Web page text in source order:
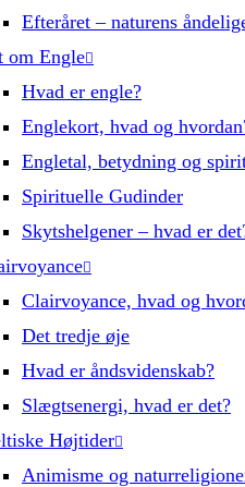
Efteråret – naturens
om Engle
Hvad er engle?
Englekort, hvad og
Engletal, betydning og
Spirituelle Gudinder
Skytshelgener – hvad er
Clairvoyance, hvad og
Det tredje øje
Hvad er åndsvidenskab?
Slægtsenergi, hvad er det?
Højtider
Animisme og